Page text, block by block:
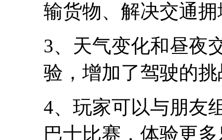
输货物、解决交通
3、天气变化和昼夜
验，增加了驾驶的
4、玩家可以与朋友
巴士比赛，体验更